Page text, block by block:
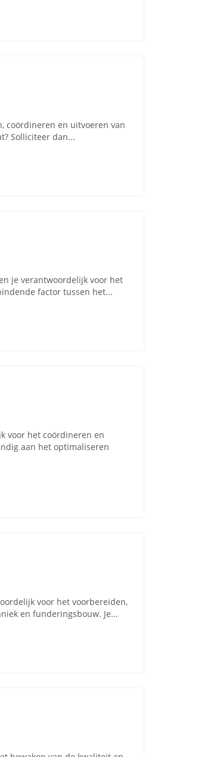
coördineren en uitvoeren van
Solliciteer dan...
je verantwoordelijk voor het
factor tussen het...
voor het coördineren en
aan het optimaliseren
voor het voorbereiden,
en funderingsbouw. Je...